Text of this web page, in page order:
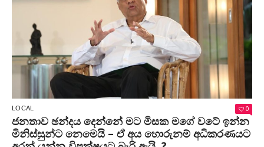
LOCAL 0
ජනතාව ඡන්දය දෙන්නේ මට මිසක මගේ වටේ ඉන්න
මිනිස්සුන්ට නෙමෙයි – ඒ අය හොරුනම් අධිකරණයට